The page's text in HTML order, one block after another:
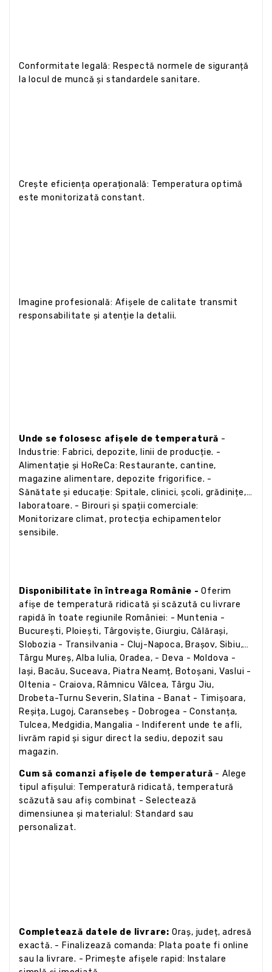
Conformitate legală: Respectă normele de siguranță
la locul de muncă și standardele sanitare.
Crește eficiența operațională: Temperatura optimă
este monitorizată constant.
Imagine profesională: Afișele de calitate transmit
responsabilitate și atenție la detalii.
Unde se folosesc afișele de temperatură -
Industrie: Fabrici, depozite, linii de producție. -
Alimentație și HoReCa: Restaurante, cantine,
magazine alimentare, depozite frigorifice. -
Sănătate și educație: Spitale, clinici, școli, grădinițe,
laboratoare. - Birouri și spații comerciale:
Monitorizare climat, protecția echipamentelor
sensibile.
Disponibilitate în întreaga Românie - Oferim
afișe de temperatură ridicată și scăzută cu livrare
rapidă în toate regiunile României: - Muntenia -
București, Ploiești, Târgoviște, Giurgiu, Călărași,
Slobozia - Transilvania - Cluj-Napoca, Brașov, Sibiu,
Târgu Mureș, Alba Iulia, Oradea, - Deva - Moldova -
Iași, Bacău, Suceava, Piatra Neamț, Botoșani, Vaslui -
Oltenia - Craiova, Râmnicu Vâlcea, Târgu Jiu,
Drobeta-Turnu Severin, Slatina - Banat - Timișoara,
Reșița, Lugoj, Caransebeș - Dobrogea - Constanța,
Tulcea, Medgidia, Mangalia - Indiferent unde te afli,
livrăm rapid și sigur direct la sediu, depozit sau
magazin.
Cum să comanzi afișele de temperatură - Alege
tipul afișului: Temperatură ridicată, temperatură
scăzută sau afiș combinat - Selectează
dimensiunea și materialul: Standard sau
personalizat.
Completează datele de livrare: Oraș, județ, adresă
exactă. - Finalizează comanda: Plata poate fi online
sau la livrare. - Primește afișele rapid: Instalare